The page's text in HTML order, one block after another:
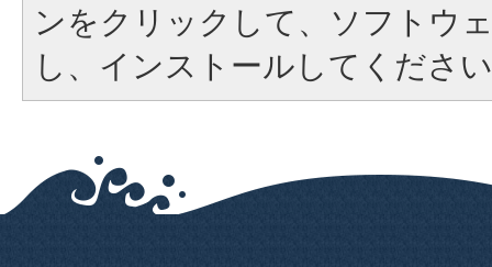
ンをクリックして、ソフトウ
し、インストールしてくださ